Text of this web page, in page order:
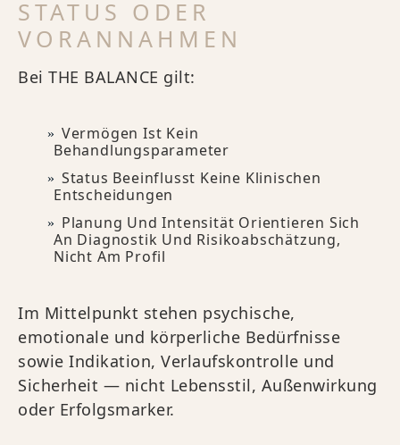
STATUS ODER
VORANNAHMEN
Bei THE BALANCE gilt:
Vermögen Ist Kein
Behandlungsparameter
Status Beeinflusst Keine Klinischen
Entscheidungen
Planung Und Intensität Orientieren Sich
An Diagnostik Und Risikoabschätzung,
Nicht Am Profil
Im Mittelpunkt stehen psychische,
emotionale und körperliche Bedürfnisse
sowie Indikation, Verlaufskontrolle und
Sicherheit — nicht Lebensstil, Außenwirkung
oder Erfolgsmarker.